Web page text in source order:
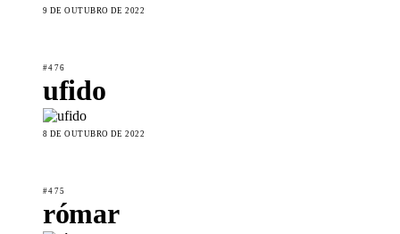
9 DE OUTUBRO DE 2022
#476
ufido
8 DE OUTUBRO DE 2022
#475
rómar